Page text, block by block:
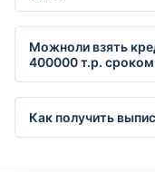
Можноли взять
400000 т.р. сроком
Как получить